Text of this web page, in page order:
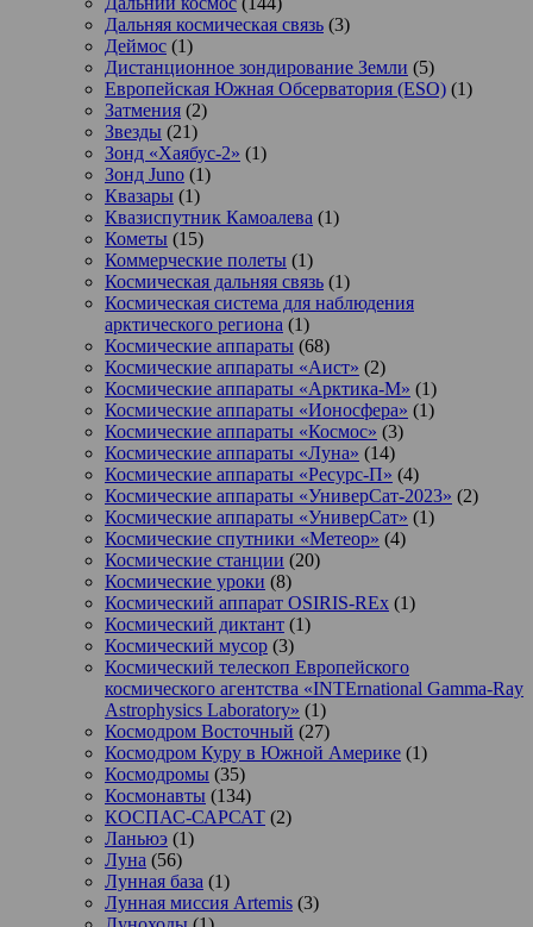
Дальняя космическая связь (3)
Деймос (1)
Дистанционное зондирование Земли (5)
Европейская Южная Обсерватория (ESO) (1)
Затмения (2)
Звезды (21)
Зонд «Хаябус-2» (1)
Зонд Juno (1)
Квазары (1)
Квазиспутник Камоалева (1)
Кометы (15)
Коммерческие полеты (1)
Космическая дальняя связь (1)
Космическая система для наблюдения
арктического региона (1)
Космические аппараты (68)
Космические аппараты «Аист» (2)
Космические аппараты «Арктика-М» (1)
Космические аппараты «Ионосфера» (1)
Космические аппараты «Космос» (3)
Космические аппараты «Луна» (14)
Космические аппараты «Ресурс-П» (4)
Космические аппараты «УниверСат-2023» (2)
Космические аппараты «УниверСат» (1)
Космические спутники «Метеор» (4)
Космические станции (20)
Космические уроки (8)
Космический аппарат OSIRIS-REx (1)
Космический диктант (1)
Космический мусор (3)
Космический телескоп Европейского
космического агентства «INTErnational Gamma-Ray
Astrophysics Laboratory» (1)
Космодром Восточный (27)
Космодром Куру в Южной Америке (1)
Космодромы (35)
Космонавты (134)
КОСПАС-САРСАТ (2)
Ланьюэ (1)
Луна (56)
Лунная база (1)
Лунная миссия Artemis (3)